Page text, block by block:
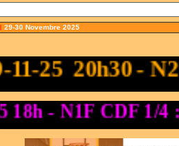
29-30 Novembre 2025
11-25 20h30 -
18h - N1F CDF 1/